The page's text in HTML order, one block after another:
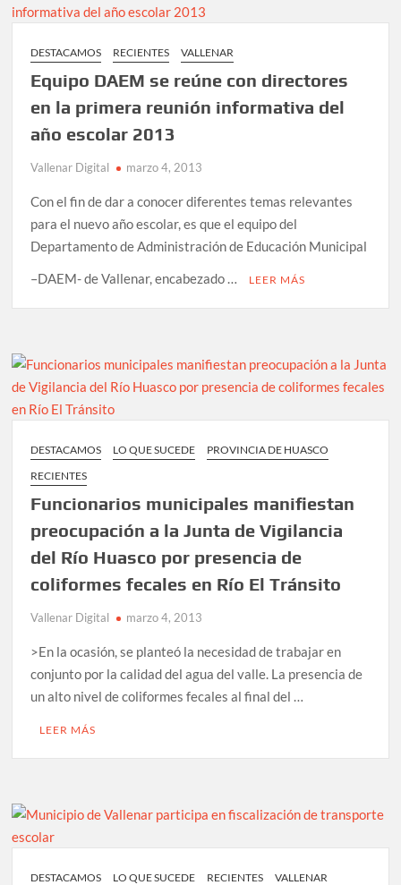
DESTACAMOS RECIENTES VALLENAR
Equipo DAEM se reúne con directores
en la primera reunión informativa del
año escolar 2013
Vallenar Digital marzo 4, 2013
Con el fin de dar a conocer diferentes temas relevantes
para el nuevo año escolar, es que el equipo del
Departamento de Administración de Educación Municipal
–DAEM- de Vallenar, encabezado …
LEER MÁS
DESTACAMOS LO QUE SUCEDE
PROVINCIA DE HUASCO
RECIENTES
Funcionarios municipales manifiestan
preocupación a la Junta de Vigilancia
del Río Huasco por presencia de
coliformes fecales en Río El Tránsito
Vallenar Digital marzo 4, 2013
>En la ocasión, se planteó la necesidad de trabajar en
conjunto por la calidad del agua del valle. La presencia de
un alto nivel de coliformes fecales al final del …
LEER MÁS
DESTACAMOS LO QUE SUCEDE RECIENTES VALLENAR